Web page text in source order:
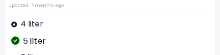
Updated: 7 months ago
4 liter
5 liter